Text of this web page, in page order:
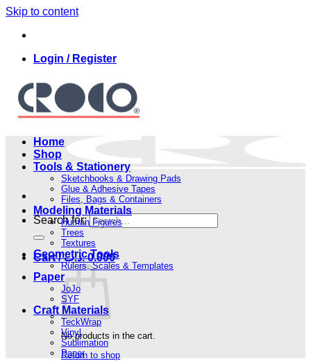
Skip to content
Login / Register
Search for:
Cart / 0.000 .د.ب
No products in the cart.
Return to shop
Home
Shop
Tools & Stationery
Sketchbooks & Drawing Pads
Glue & Adhesive Tapes
Files, Bags & Containers
Modeling Materials
Human Figures
Trees
Textures
Geometric Tools
Rulers, Scales & Templates
Paper
JoJo
SYF
Craft Materials
TeckWrap
Vinyl
Sublimation
Paper